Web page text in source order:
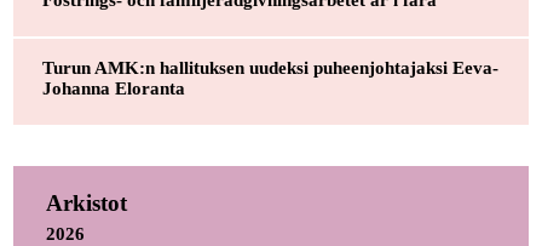
Turun AMK:n hallituksen uudeksi puheenjohtajaksi Eeva-
Johanna Eloranta
Arkistot
2026